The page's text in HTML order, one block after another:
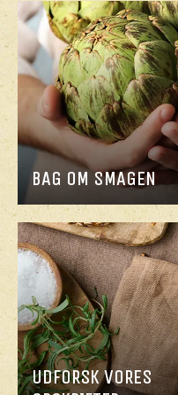
BAG OM SMAGEN
UDFORSK VORES